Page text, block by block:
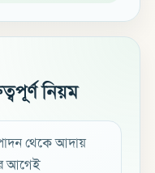
নিয়ম
থেকে আদায়
আগেই